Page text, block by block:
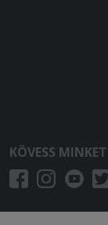
KÖVESS MINKET